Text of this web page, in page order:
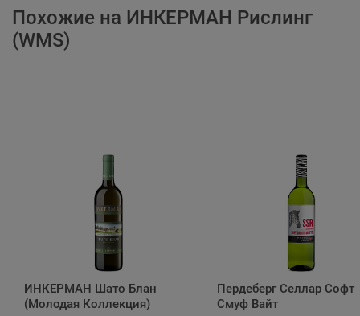
Похожие на ИНКЕРМАН Рислинг
(WMS)
ИНКЕРМАН Шато Блан
(Молодая Коллекция)
Пердеберг Селлар Софт
Смуф Вайт